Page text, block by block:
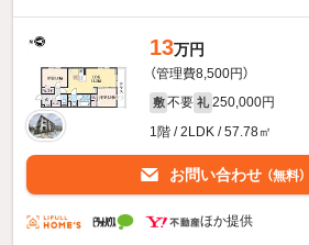
13万円
（管理費8,500円）
敷 不要 礼 250,000円
1階 / 2LDK / 57.78㎡
お問い合わせ （無料）
ほか提供